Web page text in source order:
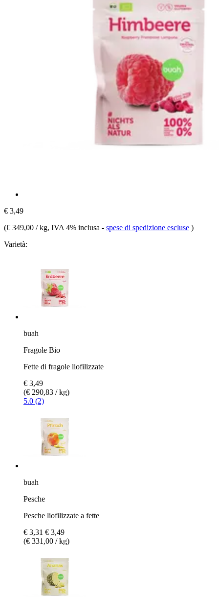
€ 3,49
(€ 349,00 / kg, IVA 4% inclusa - spese di spedizione escluse )
Varietà:
buah
Fragole Bio
Fette di fragole liofilizzate
€ 3,49
(€ 290,83 / kg)
5.0 (2)
buah
Pesche
Pesche liofilizzate a fette
€ 3,31 € 3,49
(€ 331,00 / kg)